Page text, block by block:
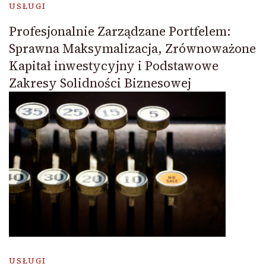
USŁUGI
Profesjonalnie Zarządzane Portfelem:
Sprawna Maksymalizacja, Zrównoważone
Kapitał inwestycyjny i Podstawowe
Zakresy Solidności Biznesowej
USŁUGI